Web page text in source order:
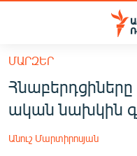
Մատչելիության
հիմնական
բովանդակությանը
Անցնել
հիմնական
մենյուին
ՀԱՅԱՍՏԱՆ
ՔԱՂԱՔԱԿԱՆ
ԸՆՏՐՈՒԹՅՈՒՆՆԵՐ 2026
ՄԱՐԶԵՐ
ական նախկին
Անուշ Մարտիրոսյան